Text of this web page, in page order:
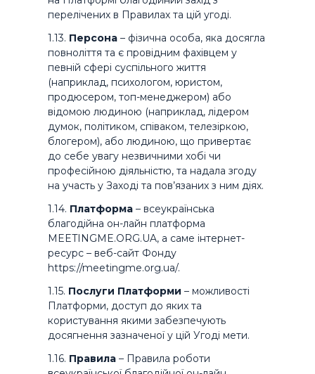
перелічених в Правилах та цій угоді.
1.13. Персона – фізична особа, яка досягла
повноліття та є провідним фахівцем у
певній сфері суспільного життя
(наприклад, психологом, юристом,
продюсером, топ-менеджером) або
відомою людиною (наприклад, лідером
думок, політиком, співаком, телезіркою,
блогером), або людиною, що привертає
до себе увагу незвичними хобі чи
професійною діяльністю, та надала згоду
на участь у Заході та пов’язаних з ним діях.
1.14. Платформа – всеукраїнська
благодійна он-лайн платформа
MEETINGME.ORG.UA, а саме інтернет-
ресурс – веб-сайт Фонду
https://meetingme.org.ua/.
1.15. Послуги Платформи – можливості
Платформи, доступ до яких та
користування якими забезпечують
досягнення зазначеної у цій Угоді мети.
1.16. Правила – Правила роботи